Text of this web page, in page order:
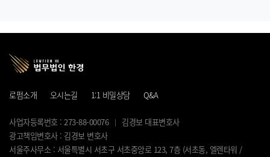
로펌소개 오시는길 1:1 비밀상담 Q&A
사업자등록번호 : 273-88-00076
김경보 대표변호사
광고책임변호사 : 김경보 변호사
서울주사무소 : 서울특별시 서초구 서초중앙로 123, 7층 (서초동, 엘렌타워 /